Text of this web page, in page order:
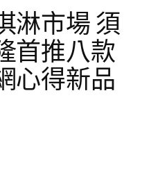
淋市場 須
首推八款
心得新品